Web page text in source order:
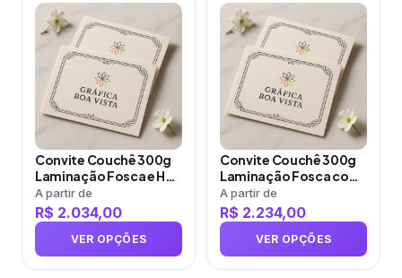
produto
produto
Convite Couchê 300g
Laminação Fosca e Hot
Stamping
A partir de
R$ 2.034,00
VER OPÇÕES
Este
produto
tem
várias
variantes.
As
opções
podem
ser
escolhidas
página
Convite Couchê 300g
Laminação Fosca com
Verniz Localizado e Hot
Stamping
A partir de
R$ 2.234,00
VER OPÇÕES
Este
produto
tem
várias
variantes.
As
opções
podem
ser
escolhidas
página